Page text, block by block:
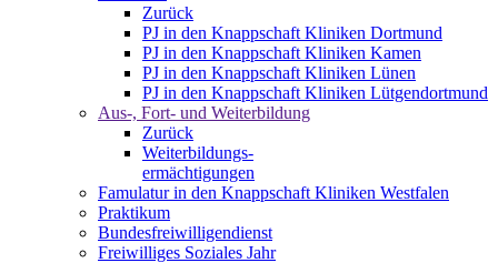
Zurück
PJ in den Knappschaft Kliniken Dortmund
PJ in den Knappschaft Kliniken Kamen
PJ in den Knappschaft Kliniken Lünen
PJ in den Knappschaft Kliniken Lütgendortmund
Aus-, Fort- und Weiterbildung
Zurück
Weiterbildungs-
ermächtigungen
Famulatur in den Knappschaft Kliniken Westfalen
Praktikum
Bundesfreiwilligendienst
Freiwilliges Soziales Jahr